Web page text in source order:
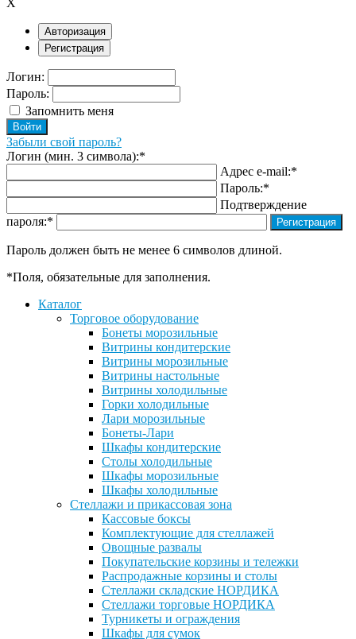
X
Авторизация
Регистрация
Логин:
Пароль:
Запомнить меня
Забыли свой пароль?
Логин (мин. 3 символа):*
Адрес e-mail:*
Пароль:*
Подтверждение
пароля:*
Пароль должен быть не менее 6 символов длиной.
*Поля, обязательные для заполнения.
Каталог
Торговое оборудование
Бонеты морозильные
Витрины кондитерские
Витрины морозильные
Витрины настольные
Витрины холодильные
Горки холодильные
Лари морозильные
Бонеты-Лари
Шкафы кондитерские
Столы холодильные
Шкафы морозильные
Шкафы холодильные
Стеллажи и прикассовая зона
Кассовые боксы
Комплектующие для стеллажей
Овощные развалы
Покупательские корзины и тележки
Распродажные корзины и столы
Стеллажи складские НОРДИКА
Стеллажи торговые НОРДИКА
Турникеты и ограждения
Шкафы для сумок